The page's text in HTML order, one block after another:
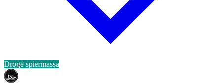
Droge spiermassa
حلال
HALAL